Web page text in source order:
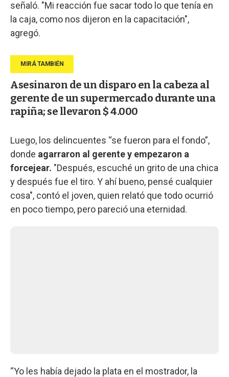
señaló. "Mi reacción fue sacar todo lo que tenía en
la caja, como nos dijeron en la capacitación",
agregó.
Asesinaron de un disparo en la cabeza al
gerente de un supermercado durante una
rapiña; se llevaron $ 4.000
Luego, los delincuentes “se fueron para el fondo”,
donde agarraron al gerente y empezaron a
forcejear. "Después, escuché un grito de una chica
y después fue el tiro. Y ahí bueno, pensé cualquier
cosa", contó el joven, quien relató que todo ocurrió
en poco tiempo, pero pareció una eternidad.
“Yo les había dejado la plata en el mostrador, la